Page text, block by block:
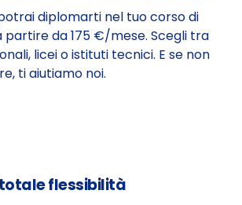
diplomarti nel tuo corso di
da 175 €/mese. Scegli tra
licei o istituti tecnici. E se non
ti aiutiamo noi.
totale flessibilità